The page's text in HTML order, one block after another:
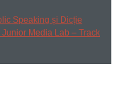
Speaking și Dicție
Media Lab – Track